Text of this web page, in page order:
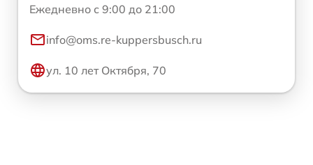
Ежедневно с 9:00 до 21:00
info@oms.re-kuppersbusch.ru
ул. 10 лет Октября, 70